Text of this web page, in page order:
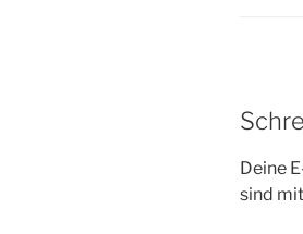
Deine
sind mit